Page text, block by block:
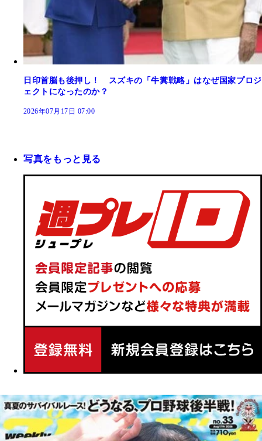
日印首脳も後押し！ スズキの「牛糞戦略」はなぜ国家プロジ
ェクトになったのか？
2026年07月17日 07:00
写真をもっと見る